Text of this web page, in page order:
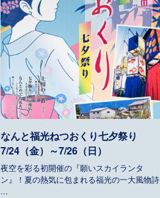
なんと福光ねつおくり七夕祭り
7/24（金）～7/26（日）
夜空を彩る初開催の『願いスカイランタ
ン』！夏の熱気に包まれる福光の一大風物詩
...